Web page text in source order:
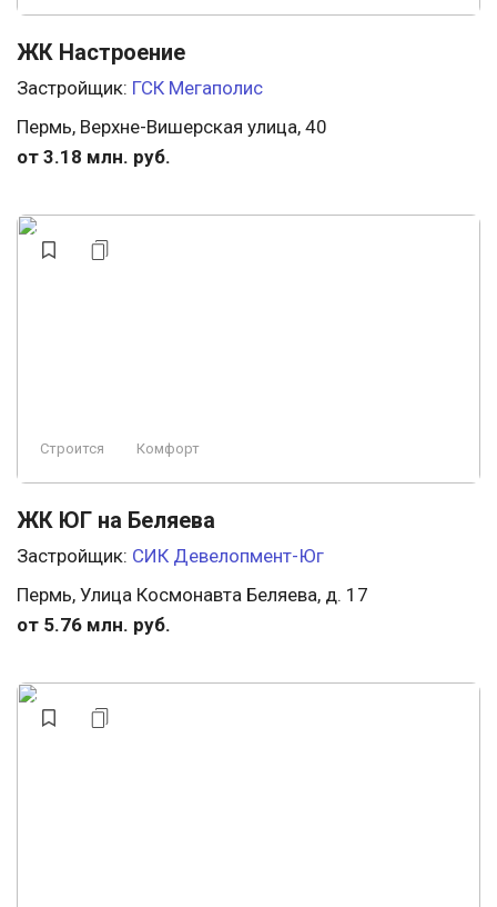
ЖК Настроение
Застройщик: ГСК Мегаполис
Пермь, Верхне-Вишерская улица, 40
от 3.18 млн. руб.
Строится Комфорт
ЖК ЮГ на Беляева
Застройщик: СИК Девелопмент-Юг
Пермь, Улица Космонавта Беляева, д. 17
от 5.76 млн. руб.